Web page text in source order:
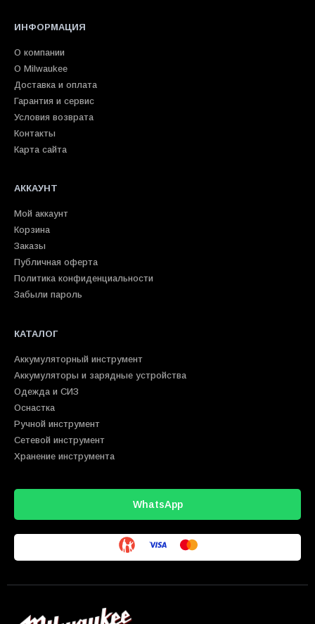
ИНФОРМАЦИЯ
О компании
О Milwaukee
Доставка и оплата
Гарантия и сервис
Условия возврата
Контакты
Карта сайта
АККАУНТ
Мой аккаунт
Корзина
Заказы
Публичная оферта
Политика конфиденциальности
Забыли пароль
КАТАЛОГ
Аккумуляторный инструмент
Аккумуляторы и зарядные устройства
Одежда и СИЗ
Оснастка
Ручной инструмент
Сетевой инструмент
Хранение инструмента
WhatsApp